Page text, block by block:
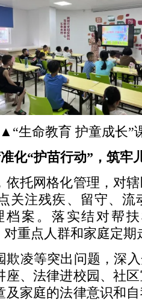
▲“生命教育 护童成长”
化“护苗行动”，筑牢
依托网格化管理，对
关注残疾、留守、流
档案。落实结对帮
对重点人群和家庭定期
欺凌等突出问题，深
座、法律进校园、社
及家庭的法律意识和